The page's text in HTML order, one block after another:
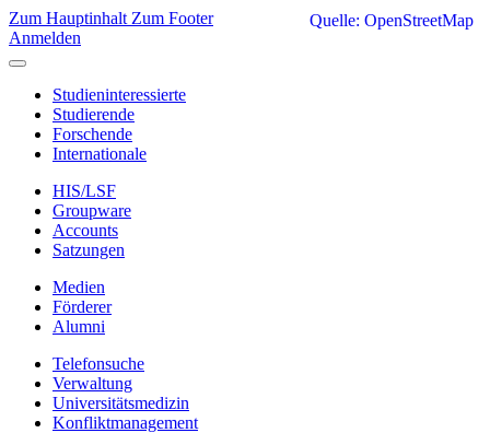
Zum Hauptinhalt Zum Footer
Anmelden
Studieninteressierte
Studierende
Forschende
Internationale
HIS/LSF
Groupware
Accounts
Satzungen
Medien
Förderer
Alumni
Telefonsuche
Verwaltung
Universitätsmedizin
Konfliktmanagement
Quelle: OpenStreetMap